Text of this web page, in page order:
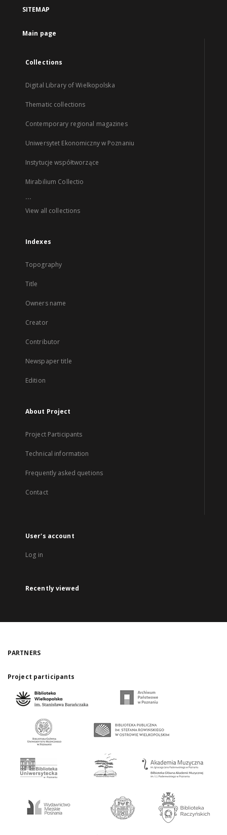
SITEMAP
Main page
Collections
Digital Library of Wielkopolska
Thematic collections
Contemporary regional magazines
Uniwersytet Ekonomiczny w Poznaniu
Instytucje współtworzące
Mirabilium Collectio
...
View all collections
Indexes
Topography
Title
Owners name
Creator
Contributor
Newspaper title
Edition
About Project
Project Participants
Technical information
Frequently asked quetions
Contact
User's account
Log in
Recently viewed
PARTNERS
Project participants